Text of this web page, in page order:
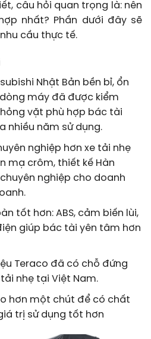
câu hỏi quan trọng là: nên
nhất? Phần dưới đây sẽ
cầu thực tế.
Nhật Bản bền bỉ, ổn
máy đã được kiểm
vặt phù hợp bác tài
nhiều năm sử dụng.
nghiệp hơn xe tải nhẹ
mạ crôm, thiết kế Hàn
nghiệp cho doanh
tốt hơn: ABS, cảm biến lùi,
giúp bác tài yên tâm hơn
Teraco đã có chỗ đứng
nhẹ tại Việt Nam.
hơn một chút để có chất
trị sử dụng tốt hơn